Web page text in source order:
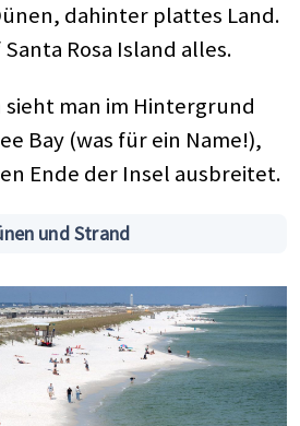
dahinter plattes Land.
Rosa Island alles.
man im Hintergrund
Bay (was für ein Name!),
Ende der Insel ausbreitet.
und Strand